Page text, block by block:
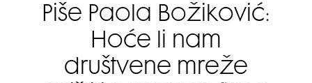
Piše Paola Božiković:
Hoće li nam
društvene mreže